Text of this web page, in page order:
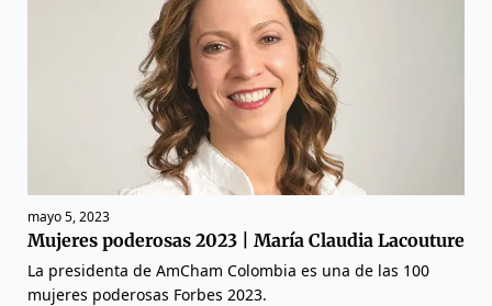
mayo 5, 2023
Mujeres poderosas 2023 | María Claudia Lacouture
La presidenta de AmCham Colombia es una de las 100
mujeres poderosas Forbes 2023.